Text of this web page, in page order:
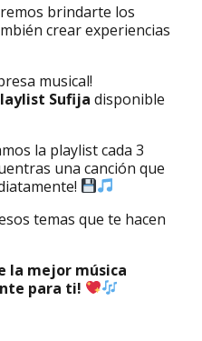
brindarte los
crear experiencias
musical!
Sufija disponible
la playlist cada 3
una canción que
temas que te hacen
la mejor música
para ti!